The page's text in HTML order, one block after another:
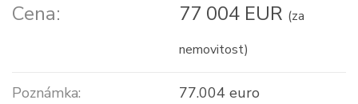
Cena: 77 004 EUR (za
nemovitost)
Poznámka: 77.004 euro